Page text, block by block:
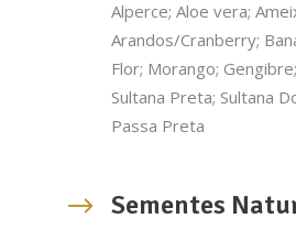
Alperce; Aloe vera;
Arandos/Cranberry;
Flor; Morango;
Sultana Preta; Sultana
Passa Preta
Sementes